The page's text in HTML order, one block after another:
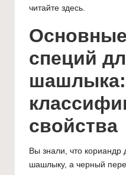
читайте здесь.
специй
шашлыка:
свойства
Вы знали, что кориандр
шашлыку, а черный